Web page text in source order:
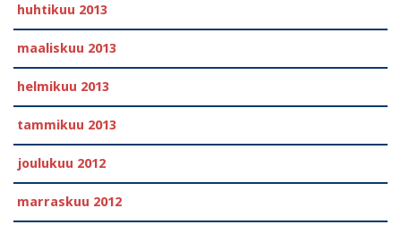
huhtikuu 2013
maaliskuu 2013
helmikuu 2013
tammikuu 2013
joulukuu 2012
marraskuu 2012